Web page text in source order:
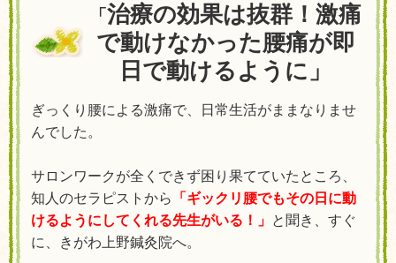
「 治療の効果は抜群！激痛
で動けなかった腰痛が即
日で動けるように」
ぎっくり腰による激痛で、日常生活がままなりませ
んでした。
サロンワークが全くできず困り果てていたところ、
知人のセラピストから
「ギックリ腰でもその日に動
けるようにしてくれる先生がいる！」 と聞き、すぐ
に、きがわ上野鍼灸院へ。